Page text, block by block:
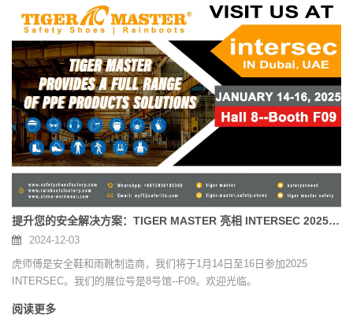
提升您的安全解决方案：TIGER MASTER 亮相 INTERSEC 2025 - 不要错过！
2024-12-03
虎师傅是安全鞋和雨靴制造商，我们将于1月14日至16日参加2025
INTERSEC。我们的展位号是8号馆--F09。欢迎光临。
阅读更多